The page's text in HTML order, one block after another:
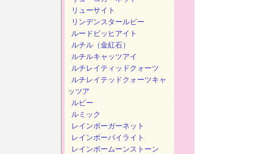
リューサイト
リンデンスタールビー
ルードビッヒアイト
ルチル（金紅石）
ルチルキャッツアイ
ルチレイティッドクォーツ
ルチレイテッドクォーツキャ
ッツア
ルビー
ルミック
レインボーガーネット
レインボーパイライト
レインボームーンストーン